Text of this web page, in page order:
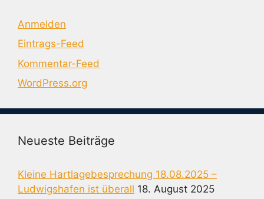
Anmelden
Eintrags-Feed
Kommentar-Feed
WordPress.org
Neueste Beiträge
Kleine Hartlagebesprechung 18.08.2025 –
Ludwigshafen ist überall 18. August 2025